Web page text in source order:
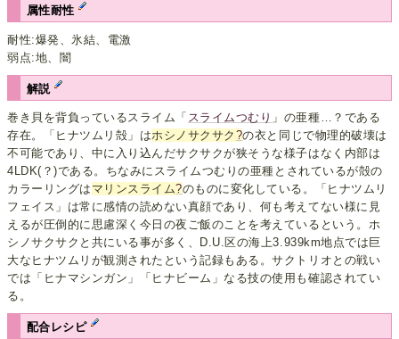
属性耐性
耐性:爆発、氷結、電激
弱点:地、闇
解説
巻き貝を背負っているスライム「 スライムつむり 」の亜種…？である
存在。「ヒナツムリ殻」はホシノサクサク ?の衣と同じで物理的破壊は
不可能であり、中に入り込んだサクサクが狭そうな様子はなく内部は
4LDK(？)である。ちなみにスライムつむりの亜種とされているが殻の
カラーリングは マリンスライム?のものに変化している。「ヒナツムリ
フェイス」は常に感情の読めない真顔であり、何も考えてない様に見
えるが圧倒的に思慮深く今日の夜ご飯のことを考えているという。ホ
シノサクサクと共にいる事が多く、D.U.区の海上3.939km地点では巨
大なヒナツムリが観測されたという記録もある。サクトリオとの戦い
では「ヒナマシンガン」「ヒナビーム」なる技の使用も確認されてい
る。
配合レシピ